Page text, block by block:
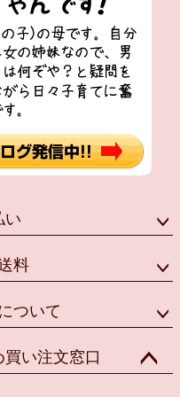
料
ついて
い注文窓口